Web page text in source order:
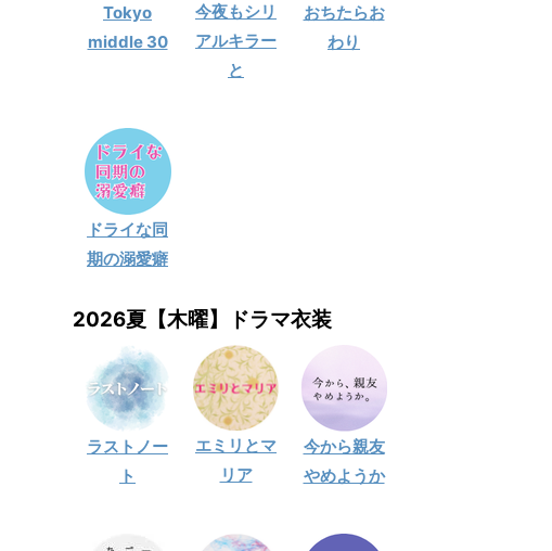
Tokyo
middle 30
今夜もシリ
アルキラー
と
おちたらお
わり
ドライな同
期の溺愛癖
2026夏【木曜】ドラマ衣装
ラストノー
ト
エミリとマ
リア
今から親友
やめようか